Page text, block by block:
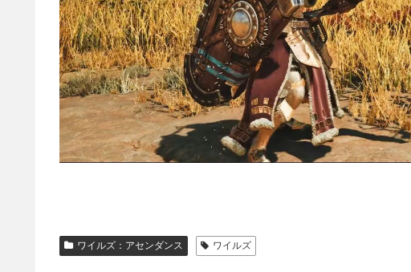
ワイルズ：アセンダンス ワイルズ